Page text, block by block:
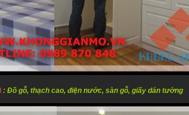
: Đồ gỗ, thạch cao, điện nước, sàn gỗ, giấy dán tường